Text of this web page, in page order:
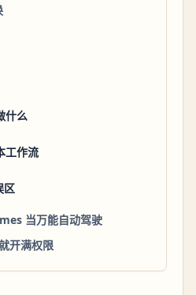
什么
工作流
区
当万能自动驾驶
开满权限